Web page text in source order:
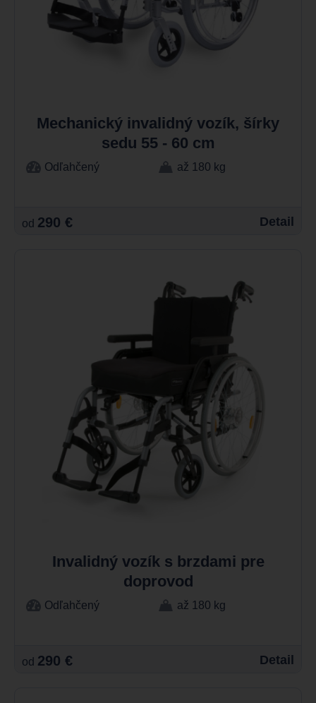
Mechanický invalidný vozík, šírky
sedu 55 - 60 cm
Odľahčený až 180 kg
od 290 € Detail
Invalidný vozík s brzdami pre
doprovod
Odľahčený až 180 kg
od 290 € Detail